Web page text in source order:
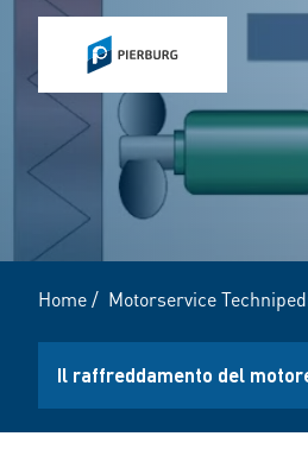
Home/ Motorservice
Il raffreddamento del